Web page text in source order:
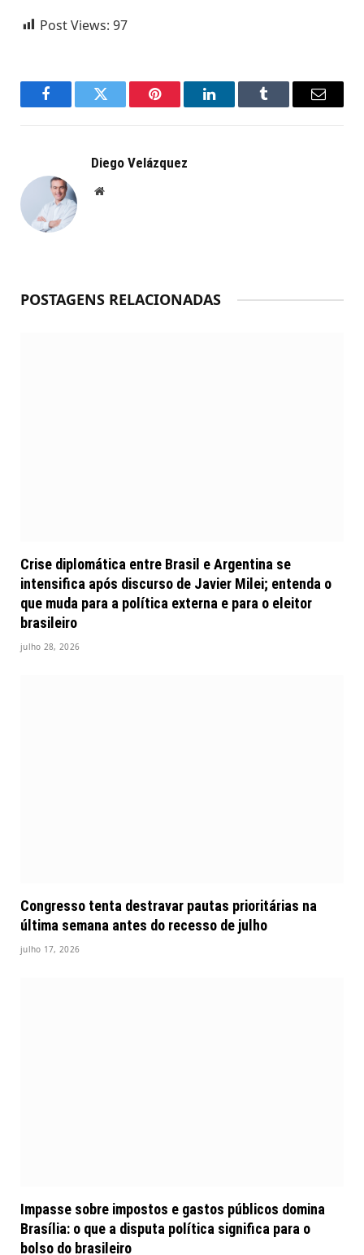
Post Views: 97
FacebookTwitter Pinterest LinkedInTumblr Email
Diego Velázquez
Website
POSTAGENS RELACIONADAS
Crise diplomática entre Brasil e Argentina se
intensifica após discurso de Javier Milei; entenda o
que muda para a política externa e para o eleitor
brasileiro
julho 28, 2026
Congresso tenta destravar pautas prioritárias na
última semana antes do recesso de julho
julho 17, 2026
Impasse sobre impostos e gastos públicos domina
Brasília: o que a disputa política significa para o
bolso do brasileiro